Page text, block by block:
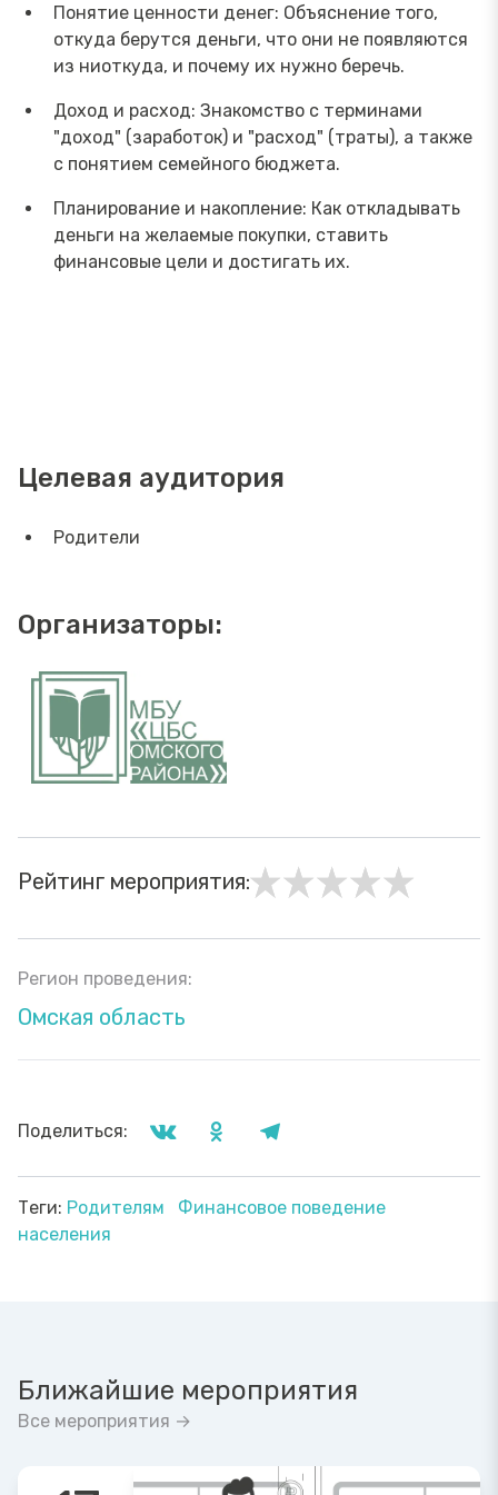
Понятие ценности денег: Объяснение того,
откуда берутся деньги, что они не появляются
из ниоткуда, и почему их нужно беречь.
Доход и расход: Знакомство с терминами
"доход" (заработок) и "расход" (траты), а также
с понятием семейного бюджета.
Планирование и накопление: Как откладывать
деньги на желаемые покупки, ставить
финансовые цели и достигать их.
Целевая аудитория
Родители
Организаторы:
Рейтинг мероприятия:
Регион проведения:
Омская область
Поделиться:
Теги: Родителям
Финансовое поведение
населения
Ближайшие мероприятия
Все мероприятия →